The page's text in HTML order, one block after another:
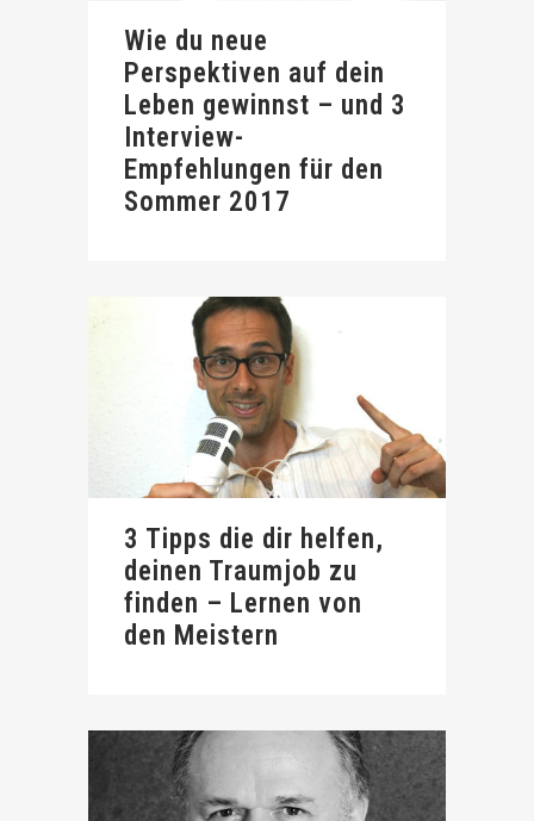
Wie du neue
Perspektiven auf dein
Leben gewinnst – und 3
Interview-
Empfehlungen für den
Sommer 2017
3 Tipps die dir helfen,
deinen Traumjob zu
finden – Lernen von
den Meistern